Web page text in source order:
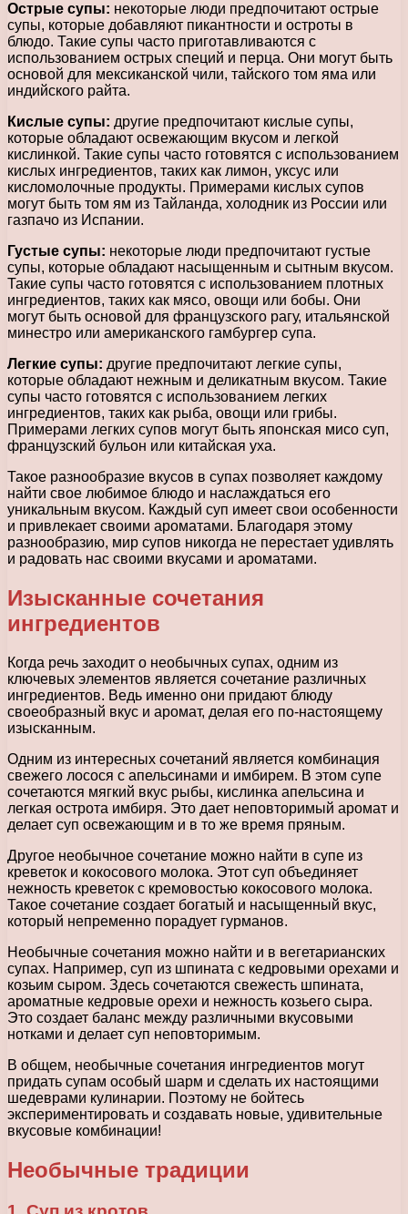
Острые супы: некоторые люди предпочитают острые
супы, которые добавляют пикантности и остроты в
блюдо. Такие супы часто приготавливаются с
использованием острых специй и перца. Они могут быть
основой для мексиканской чили, тайского том яма или
индийского райта.
Кислые супы: другие предпочитают кислые супы,
которые обладают освежающим вкусом и легкой
кислинкой. Такие супы часто готовятся с использованием
кислых ингредиентов, таких как лимон, уксус или
кисломолочные продукты. Примерами кислых супов
могут быть том ям из Тайланда, холодник из России или
газпачо из Испании.
Густые супы: некоторые люди предпочитают густые
супы, которые обладают насыщенным и сытным вкусом.
Такие супы часто готовятся с использованием плотных
ингредиентов, таких как мясо, овощи или бобы. Они
могут быть основой для французского рагу, итальянской
минестро или американского гамбургер супа.
Легкие супы: другие предпочитают легкие супы,
которые обладают нежным и деликатным вкусом. Такие
супы часто готовятся с использованием легких
ингредиентов, таких как рыба, овощи или грибы.
Примерами легких супов могут быть японская мисо суп,
французский бульон или китайская уха.
Такое разнообразие вкусов в супах позволяет каждому
найти свое любимое блюдо и наслаждаться его
уникальным вкусом. Каждый суп имеет свои особенности
и привлекает своими ароматами. Благодаря этому
разнообразию, мир супов никогда не перестает удивлять
и радовать нас своими вкусами и ароматами.
Изысканные сочетания
ингредиентов
Когда речь заходит о необычных супах, одним из
ключевых элементов является сочетание различных
ингредиентов. Ведь именно они придают блюду
своеобразный вкус и аромат, делая его по-настоящему
изысканным.
Одним из интересных сочетаний является комбинация
свежего лосося с апельсинами и имбирем. В этом супе
сочетаются мягкий вкус рыбы, кислинка апельсина и
легкая острота имбиря. Это дает неповторимый аромат и
делает суп освежающим и в то же время пряным.
Другое необычное сочетание можно найти в супе из
креветок и кокосового молока. Этот суп объединяет
нежность креветок с кремовостью кокосового молока.
Такое сочетание создает богатый и насыщенный вкус,
который непременно порадует гурманов.
Необычные сочетания можно найти и в вегетарианских
супах. Например, суп из шпината с кедровыми орехами и
козьим сыром. Здесь сочетаются свежесть шпината,
ароматные кедровые орехи и нежность козьего сыра.
Это создает баланс между различными вкусовыми
нотками и делает суп неповторимым.
В общем, необычные сочетания ингредиентов могут
придать супам особый шарм и сделать их настоящими
шедеврами кулинарии. Поэтому не бойтесь
экспериментировать и создавать новые, удивительные
вкусовые комбинации!
Необычные традиции